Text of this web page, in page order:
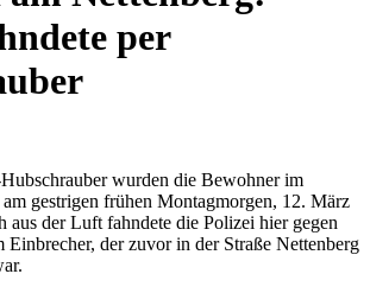
per
wurden die Bewohner im
gestrigen frühen Montagmorgen, 12. März
aus der Luft fahndete die Polizei hier gegen
Einbrecher, der zuvor in der Straße Nettenberg